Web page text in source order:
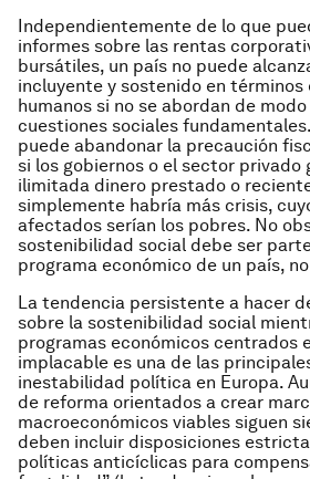
Independientemente de lo que
informes sobre las rentas
bursátiles, un país no puede
incluyente y sostenido en términos
humanos si no se abordan de
cuestiones sociales
puede abandonar la precaución
si los gobiernos o el sector privado
ilimitada dinero prestado o
simplemente habría más crisis,
afectados serían los pobres. No
sostenibilidad social debe ser
programa económico de un país,
La tendencia persistente a hacer
sobre la sostenibilidad social
programas económicos centrados
implacable es una de las
inestabilidad política en Europa.
de reforma orientados a crear
macroeconómicos viables siguen
deben incluir disposiciones
políticas anticíclicas para